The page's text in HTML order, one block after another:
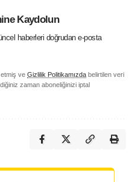
Kaydolun
haberleri doğrudan e-posta
ve Gizlilik Politikamızda belirtilen veri
zaman aboneliğinizi iptal